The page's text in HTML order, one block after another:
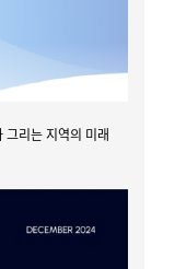
그리는 지역의 미래